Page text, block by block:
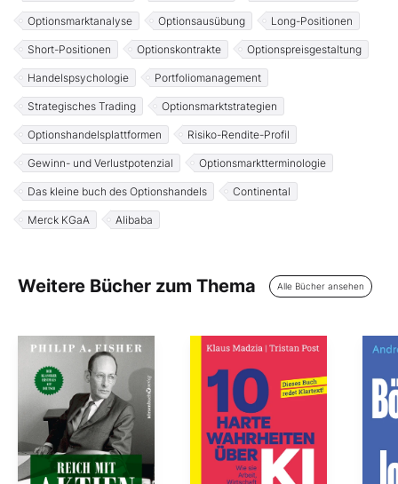
Optionsmarktanalyse Optionsausübung Long-Positionen
Short-Positionen Optionskontrakte Optionspreisgestaltung
Handelspsychologie Portfoliomanagement
Strategisches Trading Optionsmarktstrategien
Optionshandelsplattformen Risiko-Rendite-Profil
Gewinn- und Verlustpotenzial Optionsmarktterminologie
Das kleine buch des Optionshandels Continental
Merck KGaA Alibaba
Weitere Bücher zum Thema Alle Bücher ansehen